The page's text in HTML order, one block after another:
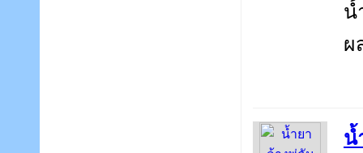
น้
ผ
น้